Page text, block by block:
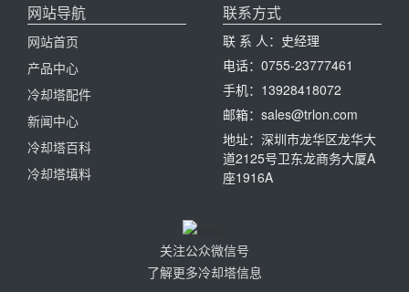
网站导航
网站首页
产品中心
冷却塔配件
新闻中心
冷却塔百科
冷却塔填料
联系方式
联 系 人：史经理
电话：0755-23777461
手机：13928418072
邮箱：sales@trlon.com
地址：深圳市龙华区龙华大
道2125号卫东龙商务大厦A
座1916A
关注公众微信号
了解更多冷却塔信息